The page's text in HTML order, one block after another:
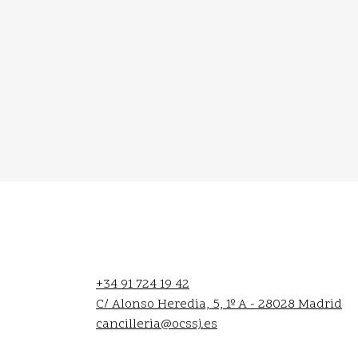
+34 91 724 19 42
C/ Alonso Heredia, 5, 1º A - 28028 Madrid
cancilleria@ocssj.es